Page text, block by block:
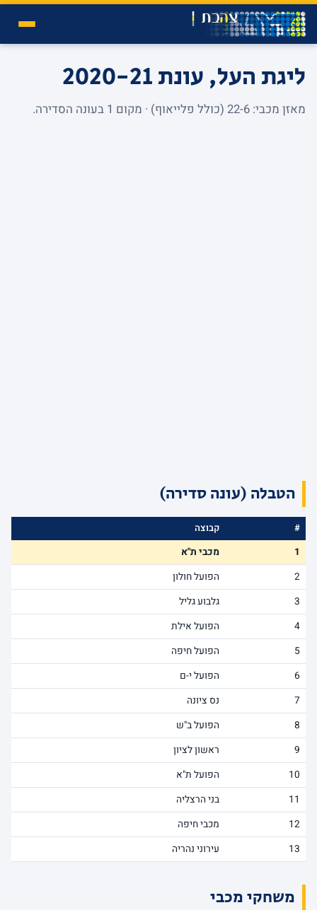
ליגת העל, עונת 2020-21
מאזן מכבי: 22-6 (כולל פלייאוף) · מקום 1 בעונה הסדירה.
הטבלה (עונה סדירה)
#
קבוצה
1
מכבי ת"א
2
הפועל חולון
3
גלבוע גליל
4
הפועל אילת
5
הפועל חיפה
6
הפועל י-ם
7
נס ציונה
8
הפועל ב"ש
9
ראשון לציון
10
הפועל ת"א
11
בני הרצליה
12
מכבי חיפה
13
עירוני נהריה
משחקי מכבי